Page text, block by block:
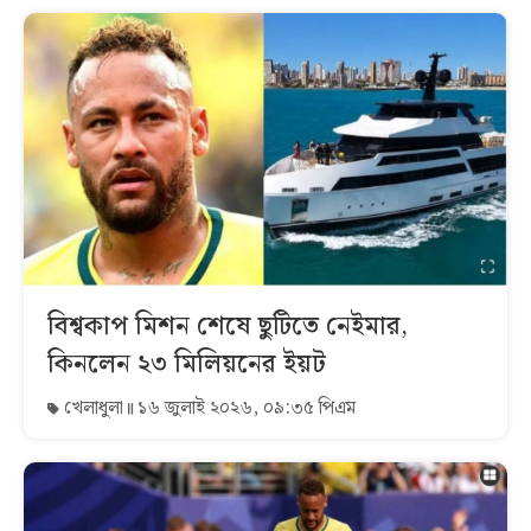
বিশ্বকাপ মিশন শেষে ছুটিতে নেইমার,
কিনলেন ২৩ মিলিয়নের ইয়ট
খেলাধুলা ১৬ জুলাই ২০২৬, ০৯:৩৫ পিএম